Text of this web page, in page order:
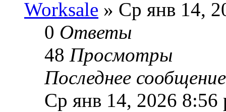
Worksale » Ср янв 14,
0 Ответы
48 Просмотры
Последнее
Ср янв 14, 2026 8:56